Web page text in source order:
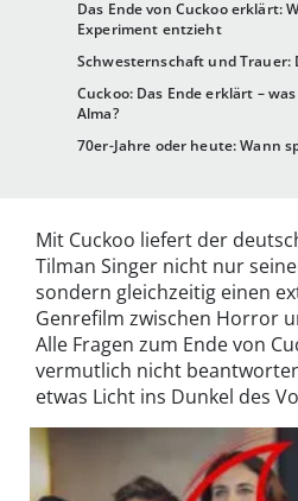
Das Ende von Cuckoo erklärt:
Experiment entzieht
Schwesternschaft und Trauer:
Cuckoo: Das Ende erklärt –
Alma?
70er-Jahre oder heute: Wann
Mit Cuckoo liefert der
Tilman Singer nicht nur
sondern gleichzeitig einen
Genrefilm zwischen Horror
Alle Fragen zum Ende von
vermutlich nicht
etwas Licht ins Dunkel des